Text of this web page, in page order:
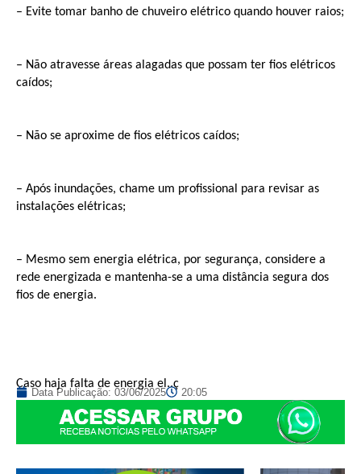
– Evite tomar banho de chuveiro elétrico quando houver raios;
– Não atravesse áreas alagadas que possam ter fios elétricos
caídos;
– Não se aproxime de fios elétricos caídos;
– Após inundações, chame um profissional para revisar as
instalações elétricas;
– Mesmo sem energia elétrica, por segurança, considere a
rede energizada e mantenha-se a uma distância segura dos
fios de energia.
Caso haja falta de energia el..ç
Data Publicação: 03/06/2025 20:05